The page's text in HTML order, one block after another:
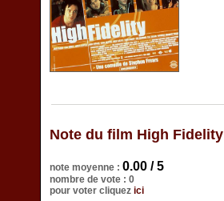
Note du film High Fidelity
note moyenne : 0.00 / 5
nombre de vote : 0
pour voter cliquez ici